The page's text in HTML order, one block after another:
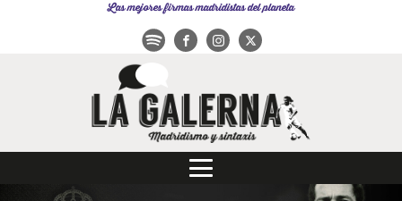
Las mejores firmas madridistas del planeta